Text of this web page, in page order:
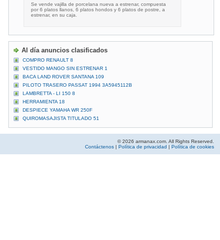
Se vende vajilla de porcelana nueva a estrenar, compuesta
por 6 platos llanos, 6 platos hondos y 6 platos de postre, a
estrenar, en su caja.
Al día anuncios clasificados
COMPRO RENAULT 8
VESTIDO MANGO SIN ESTRENAR 1
BACA LAND ROVER SANTANA 109
PILOTO TRASERO PASSAT 1994 3A5945112B
LAMBRETTA - LI 150 8
HERRAMIENTA 18
DESPIECE YAMAHA WR 250F
QUIROMASAJISTA TITULADO 51
© 2026 armanax.com. All Rights Reserved.
Contáctenos | Política de privacidad | Política de cookies